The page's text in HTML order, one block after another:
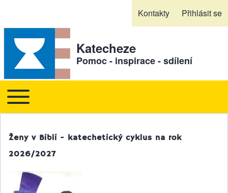
Kontakty Přihlásit se
Katecheze
Pomoc - inspirace - sdílení
Hlavní navigace
Toggle main menu
Ženy v Bibli - katechetický cyklus na rok
2026/2027